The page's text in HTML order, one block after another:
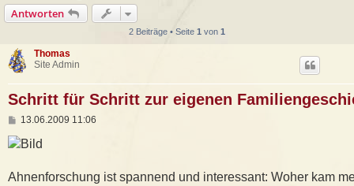
Antworten
2 Beiträge • Seite 1 von 1
Thomas
Site Admin
Schritt für Schritt zur eigenen
B
i
a
13.06.2009 11:06
Ahnenforschung ist spannend und interessant: Woher kam